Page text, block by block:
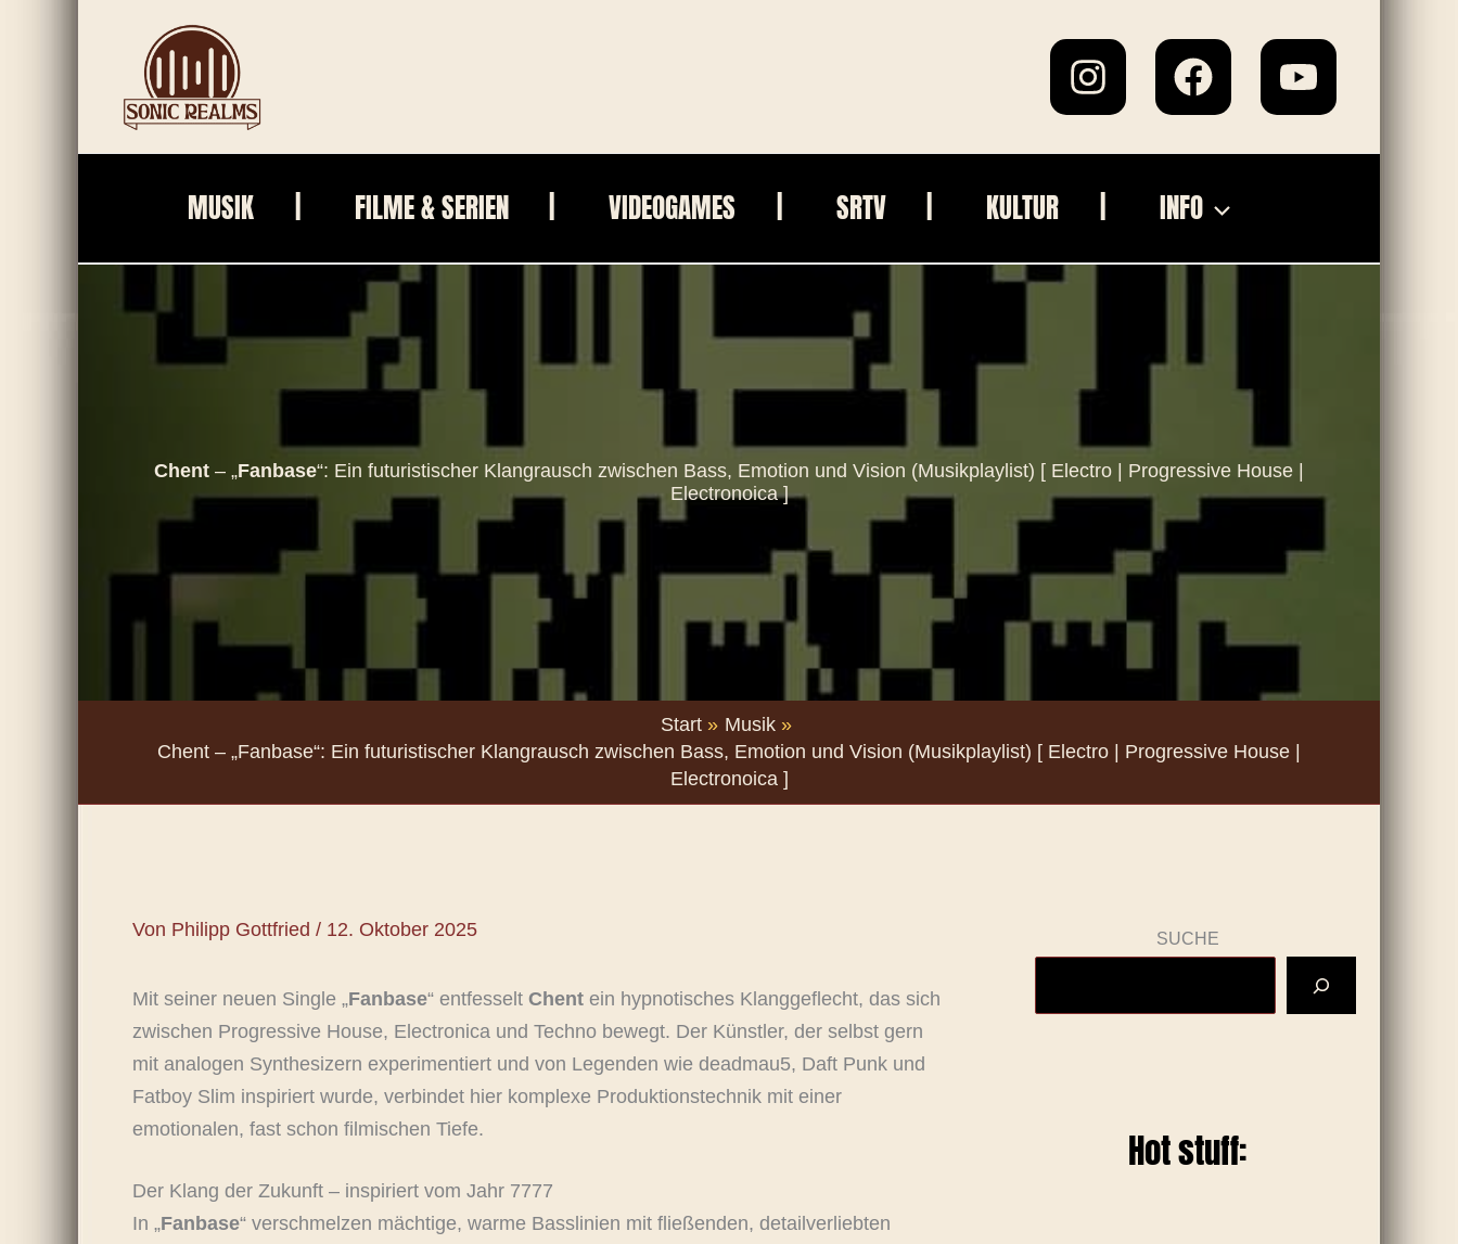
MUSIK FILME & SERIEN VIDEOGAMES SRTV KULTUR INFO
Chent – „Fanbase“: Ein futuristischer Klangrausch zwischen Bass, Emotion und Vision (Musikplaylist) [ Electro | Progressive House |
Electronoica ]
Start
Musik
Chent – „Fanbase“: Ein futuristischer Klangrausch zwischen Bass, Emotion und Vision (Musikplaylist) [ Electro | Progressive House |
Electronoica ]
Von Philipp Gottfried / 12. Oktober 2025
Mit seiner neuen Single „Fanbase“ entfesselt Chent ein hypnotisches Klanggeflecht, das sich
zwischen Progressive House, Electronica und Techno bewegt. Der Künstler, der selbst gern
mit analogen Synthesizern experimentiert und von Legenden wie deadmau5, Daft Punk und
Fatboy Slim inspiriert wurde, verbindet hier komplexe Produktionstechnik mit einer
emotionalen, fast schon filmischen Tiefe.
Der Klang der Zukunft – inspiriert vom Jahr 7777
In „Fanbase“ verschmelzen mächtige, warme Basslinien mit fließenden, detailverliebten
SUCHE
Hot stuff: